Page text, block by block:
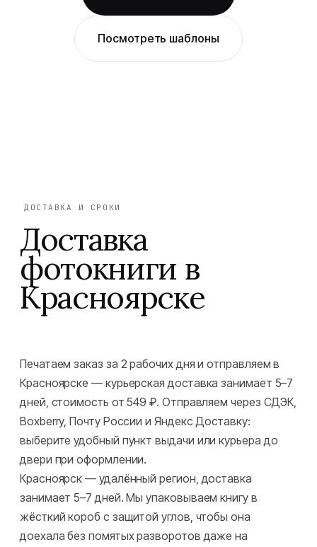
Посмотреть шаблоны
ДОСТАВКА И СРОКИ
Доставка
фотокниги в
Красноярске
Печатаем заказ за 2 рабочих дня и отправляем в
Красноярске — курьерская доставка занимает 5–7
дней, стоимость от 549 ₽. Отправляем через СДЭК,
Boxberry, Почту России и Яндекс Доставку:
выберите удобный пункт выдачи или курьера до
двери при оформлении.
Красноярск — удалённый регион, доставка
занимает 5–7 дней. Мы упаковываем книгу в
жёсткий короб с защитой углов, чтобы она
доехала без помятых разворотов даже на